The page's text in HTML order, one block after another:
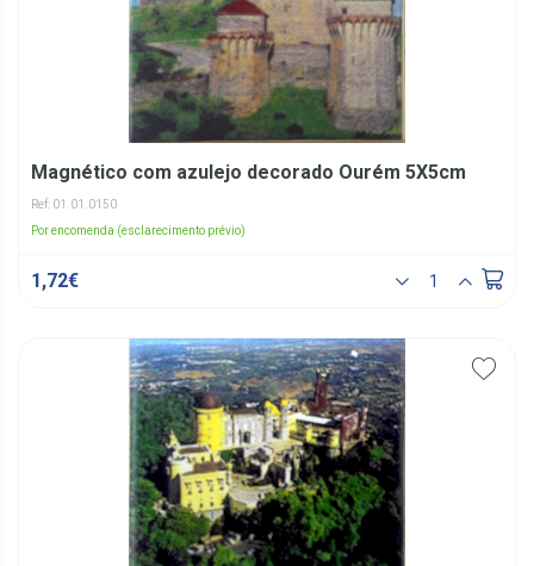
Magnético com azulejo decorado Ourém 5X5cm
Ref: 01.01.0150
Por encomenda (esclarecimento prévio)
1,72€